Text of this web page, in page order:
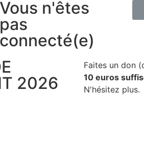
Vous n'êtes
pas
connecté(e)
2026
Faites un don
10 euros
N'hésitez plus.